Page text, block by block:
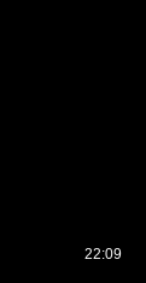
22:09